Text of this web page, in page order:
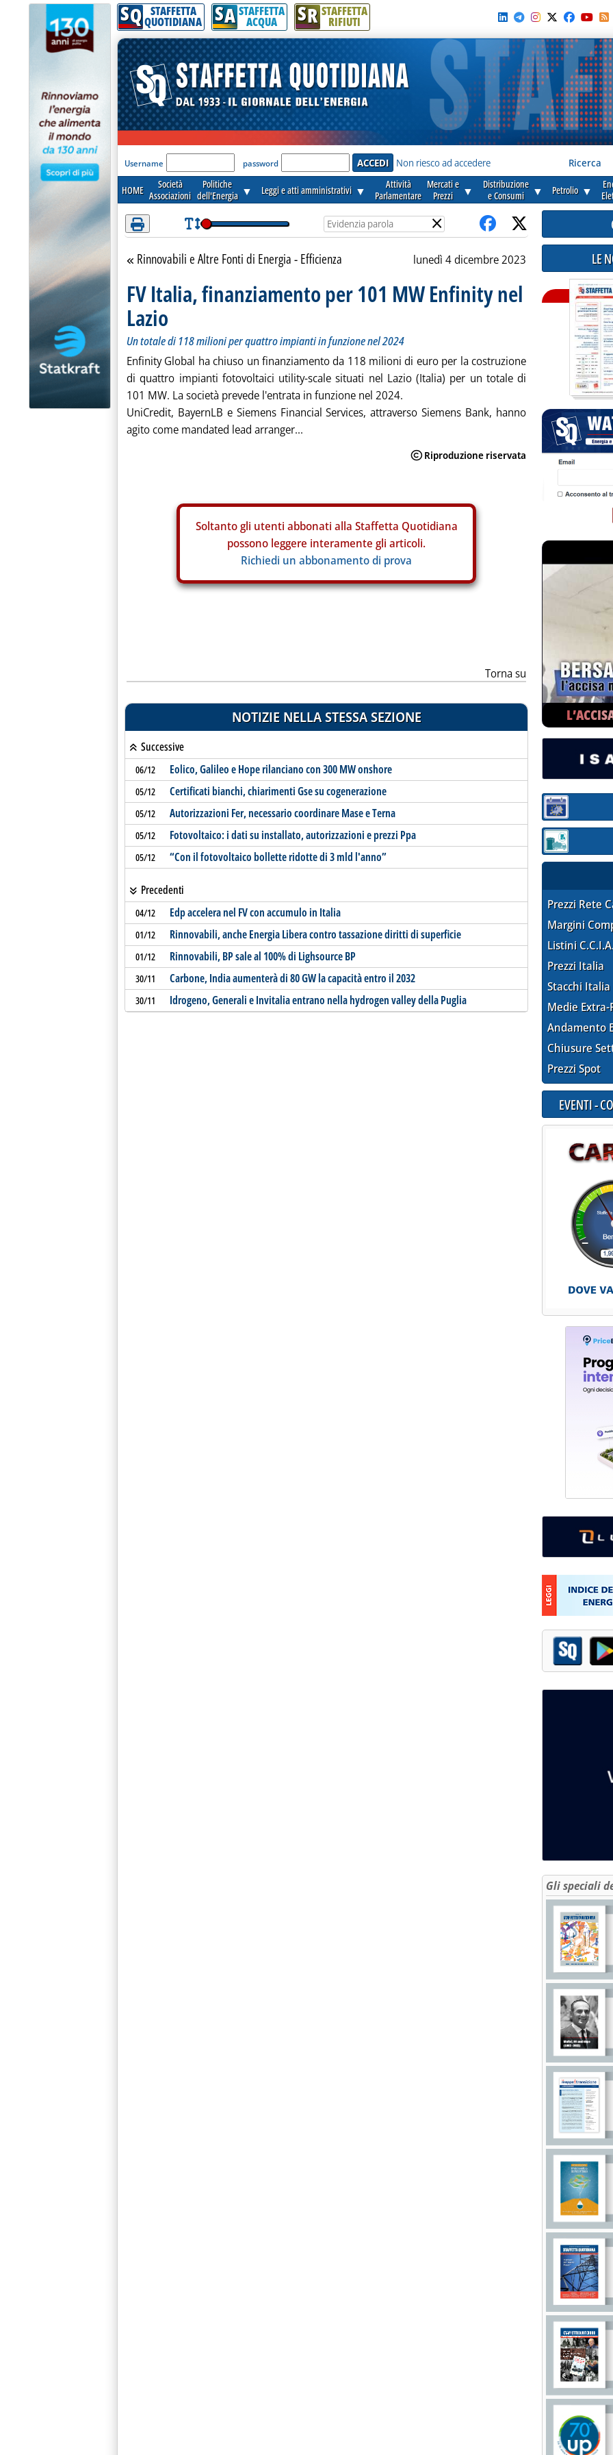
Attenzione! Esegui l'accesso per lèggere interamente la notizia.
SQ STAFFETTA
QUOTIDIANA SA STAFFETTA
ACQUA SR STAFFETTA
RIFIUTI
'Modulo Login per accedere'
Username password Non riesco ad accedere Ricerca
HOME
Società
Associazioni
Politiche
dell'Energia ▼ Leggi e atti amministrativi ▼
Attività
Parlamentare
Mercati e
Prezzi
▼
Distribuzione
e Consumi
▼ Petrolio ▼
×
Torna alla sezione
Rinnovabili e Altre Fonti di Energia - Efficienza lunedì 4 dicembre 2023
FV Italia, finanziamento per 101 MW Enfinity nel
Lazio
Un totale di 118 milioni per quattro impianti in funzione nel 2024
Enfinity Global ha chiuso un finanziamento da 118 milioni di euro per la costruzione
di quattro impianti fotovoltaici utility-scale situati nel Lazio (Italia) per un totale di
101 MW. La società prevede l'entrata in funzione nel 2024.
UniCredit, BayernLB e Siemens Financial Services, attraverso Siemens Bank, hanno
agito come mandated lead arranger...
Soltanto gli utenti abbonati alla Staffetta Quotidiana
possono leggere interamente gli articoli.
Richiedi un abbonamento di prova
Torna su
NOTIZIE NELLA STESSA SEZIONE
Successive
06/12 Eolico, Galileo e Hope rilanciano con 300 MW onshore
05/12 Certificati bianchi, chiarimenti Gse su cogenerazione
05/12 Autorizzazioni Fer, necessario coordinare Mase e Terna
05/12 Fotovoltaico: i dati su installato, autorizzazioni e prezzi Ppa
05/12 “Con il fotovoltaico bollette ridotte di 3 mld l'anno”
Precedenti
04/12 Edp accelera nel FV con accumulo in Italia
01/12 Rinnovabili, anche Energia Libera contro tassazione diritti di superficie
01/12 Rinnovabili, BP sale al 100% di Lighsource BP
30/11 Carbone, India aumenterà di 80 GW la capacità entro il 2032
30/11 Idrogeno, Generali e Invitalia entrano nella hydrogen valley della Puglia
LE
Sezione:
Sezione:
Prezzi Rete
Margini
Listini
Prezzi Italia
Stacchi Italia
Medie Extra-
Andamento
Chiusure
Prezzi Spot
EVENTI -
Gli speciali